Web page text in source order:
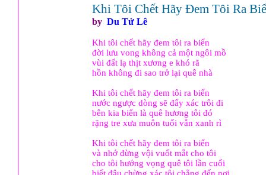
Khi Tôi Chết Hãy Đem Tôi Ra
by Du Tử Lê
Khi tôi chết hãy đem tôi ra biển
đời lưu vong không cả một ngôi mồ
vùi đất lạ thịt xương e khó rã
hồn không đi sao trở lại quê nhà
Khi tôi chết hãy đem tôi ra biển
nước ngược dòng sẽ đẩy xác trôi đi
bên kia biển là quê hương tôi đó
rặng tre xưa muôn tuổi vẫn xanh rì
Khi tôi chết hãy đem tôi ra biển
và nhớ đừng vội vuốt mắt cho tôi
cho tôi hướng vọng quê tôi lần cuối